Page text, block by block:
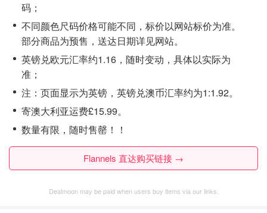
码；
不同颜色尺码价格可能不同，标价以网站标价为准。
部分商品为预售，送达日期详见网站。
英镑兑欧元汇率约1.16，随时变动，具体以实际为
准；
注：页面显示为英镑，英镑兑澳币汇率约为1:1.92。
寄澳大利亚运费£15.99。
数量有限，随时售罄！！
Flannels 直达购买链接 →
Dealmoon may be paid when users buy items via our links.